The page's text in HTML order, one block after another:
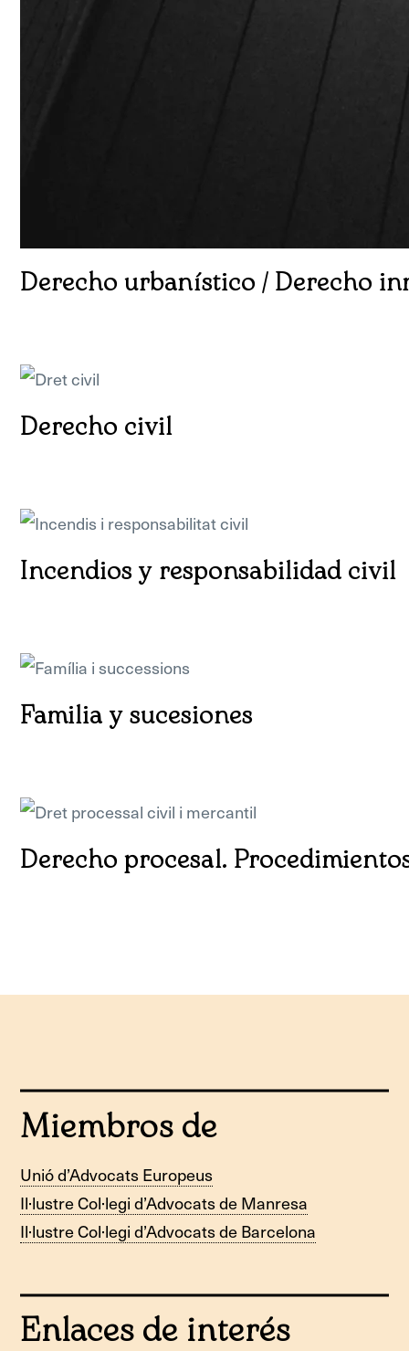
Derecho urbanístico / Derecho
Derecho civil
Incendios y responsabilidad civil
Familia y sucesiones
Derecho procesal.
Miembros de
Unió d’Advocats Europeus
Il·lustre Col·legi d’Advocats de Manresa
Il·lustre Col·legi d’Advocats de Barcelona
Enlaces de interés